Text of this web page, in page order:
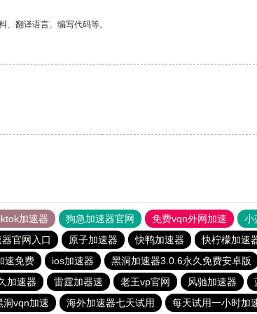
翻译语言、编写代码等。
加速器 狗急加速器官网 免费vqn外网加速 小
官网入口 原子加速器 快鸭加速器 快柠檬加速
速免费 ios加速器 黑洞加速器3.0.6永久免费安卓版
加速器 雷霆加器速 老王vp官网 风驰加速器
洞vqn加速 海外加速器七天试用 每天试用一小时加